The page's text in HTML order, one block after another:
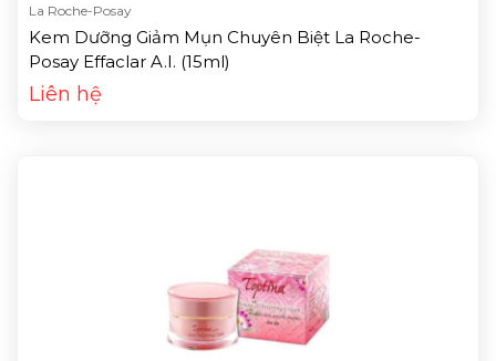
La Roche-Posay
Kem Dưỡng Giảm Mụn Chuyên Biệt La Roche-
Posay Effaclar A.I. (15ml)
Liên hệ